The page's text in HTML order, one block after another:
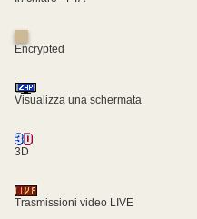
Encrypted
Visualizza una schermata
3D
Trasmissioni video LIVE